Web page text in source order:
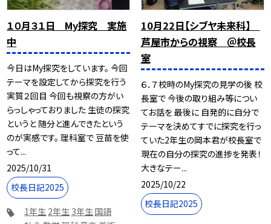
１０月３１日 My探究 実施
中
今日はMy探究をしています。 今回
テーマを設定してから探究を行う
実質２回目 今回も視察の方がい
らっしゃっておりました 生徒の探究
というと 随分と進んできたという
のが実感です。 理科室で 豆苗を使
って...
2025/10/31
校長日記2025
1年生 2年生 3年生国語
10月22日【シブヤ未来科】
芦屋市からの視察 ＠校長
室
６．７校時のMy探究の見学の後 校
長室で 今後の取り組み等につい
てお話を 最後に 自発的に自分で
テーマを決めてすでに探究を行っ
ていた2年生の岡本君が校長室で
現在の自分の探究の進捗を発表！
大きなテー...
2025/10/22
校長日記2025